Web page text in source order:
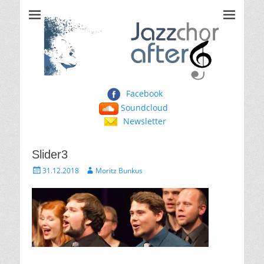
Jazzchor After Six
Facebook
Soundcloud
Newsletter
Slider3
Gepostet
31.12.2018 AutorMoritz Bunkus